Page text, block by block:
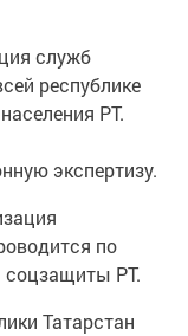
служб
республике
РТ.
экспертизу.
по
соцзащиты РТ.
Татарстан